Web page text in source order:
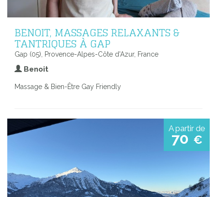
BENOIT, MASSAGES RELAXANTS &
TANTRIQUES À GAP
Gap (05), Provence-Alpes-Côte d'Azur, France
Benoit
Massage & Bien-Être Gay Friendly
A partir de
70 €